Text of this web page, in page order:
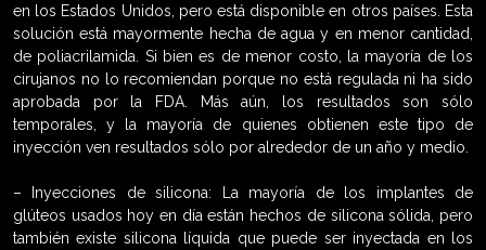
en los Estados Unidos, pero está disponible en otros países. Esta
solución está mayormente hecha de agua y en menor cantidad,
de poliacrilamida. Si bien es de menor costo, la mayoría de los
cirujanos no lo recomiendan porque no está regulada ni ha sido
aprobada por la FDA. Más aún, los resultados son sólo
temporales, y la mayoría de quienes obtienen este tipo de
inyección ven resultados sólo por alrededor de un año y medio.
– Inyecciones de silicona: La mayoría de los implantes de
glúteos usados hoy en día están hechos de silicona sólida, pero
también existe silicona líquida que puede ser inyectada en los